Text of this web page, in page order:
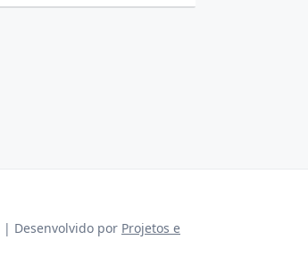
| Desenvolvido por Projetos e